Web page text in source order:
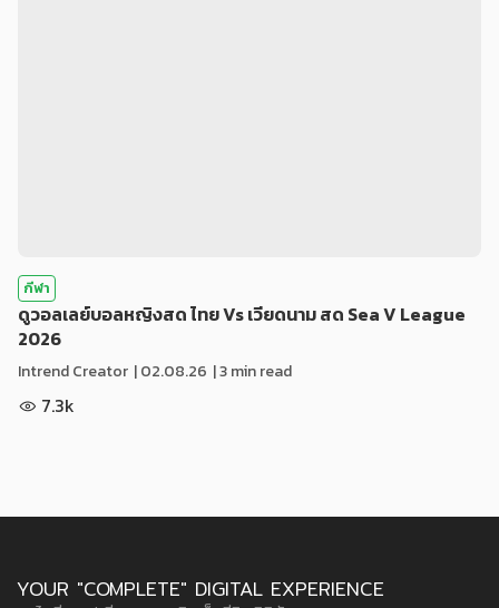
กีฬา
ดูวอลเลย์บอลหญิงสด ไทย Vs เวียดนาม สด Sea V League
2026
Intrend Creator |02.08.26 | 3 min read
7.3k
YOUR "COMPLETE" DIGITAL EXPERIENCE